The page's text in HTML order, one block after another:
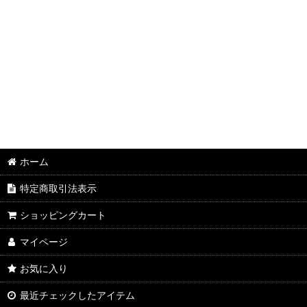
ホーム
特定商取引法表示
ショッピングカート
マイページ
お気に入り
最近チェックしたアイテム